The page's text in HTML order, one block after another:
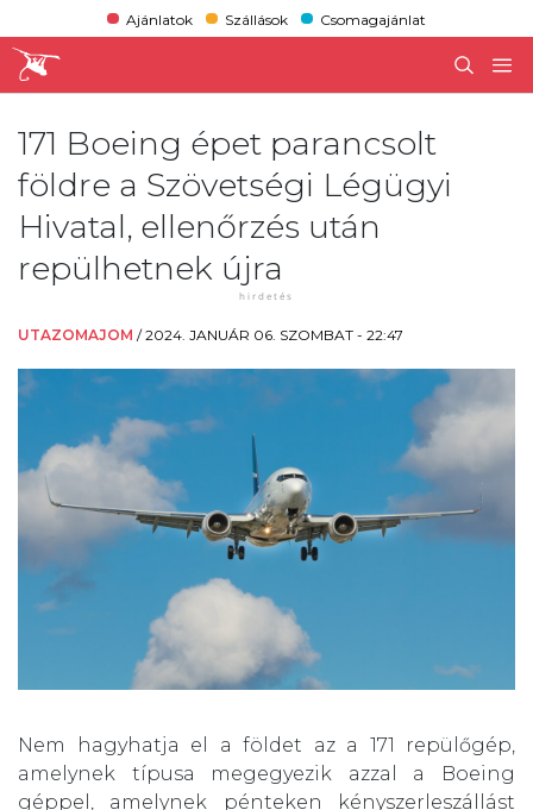
Ajánlatok Szállások Csomagajánlat
171 Boeing épet parancsolt
földre a Szövetségi Légügyi
Hivatal, ellenőrzés után
repülhetnek újra
UTAZOMAJOM /2024. JANUÁR 06. SZOMBAT - 22:47
Nem hagyhatja el a földet az a 171 repülőgép,
amelynek típusa megegyezik azzal a Boeing
géppel, amelynek pénteken kényszerleszállást